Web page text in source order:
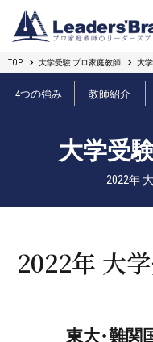
リーダーズブレイン
プロ教師紹介
短期フリープラン
TOP 大学受験 プロ家庭教師 大
4つの強み 教師紹介
大学受
2022年
2022年 大
東大・難関